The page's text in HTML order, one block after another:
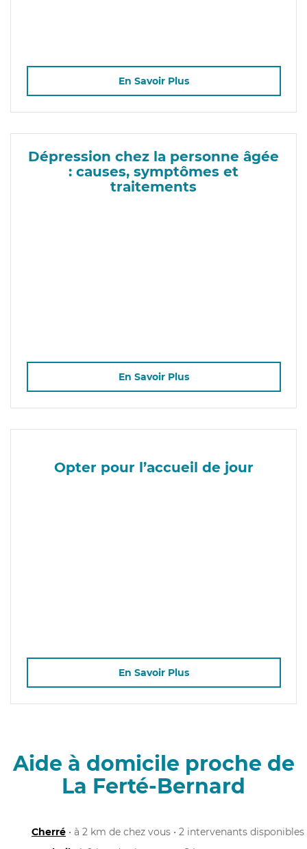
En Savoir Plus
Dépression chez la personne âgée
: causes, symptômes et
traitements
En Savoir Plus
Opter pour l’accueil de jour
En Savoir Plus
Aide à domicile proche de
La Ferté-Bernard
Cherré • à 2 km de chez vous • 2 intervenants disponibles